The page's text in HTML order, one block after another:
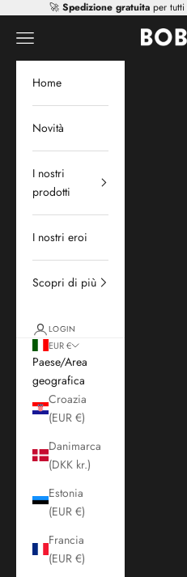
Vai al contenuto
🚀 Spedizione gratuitaper tutti
Mr
Apri il menu di navigazione
Home
Novità
I nostri
prodotti
I nostri eroi
Scopri di più
LOGIN
EUR €
Paese/Area
geografica
Croazia
(EUR €)
Danimarca
(DKK kr.)
Estonia
(EUR €)
Francia
(EUR €)